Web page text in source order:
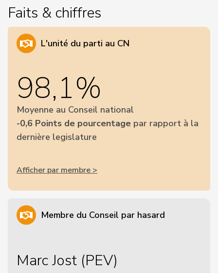
Faits & chiffres
L'unité du parti au CN
98,1%
Moyenne au Conseil national
-0,6 Points de pourcentage par rapport à la
dernière legislature
Afficher par membre >
Membre du Conseil par hasard
Marc Jost (PEV)